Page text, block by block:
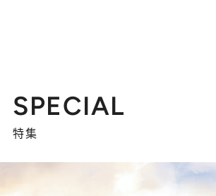
SPECIAL
特集